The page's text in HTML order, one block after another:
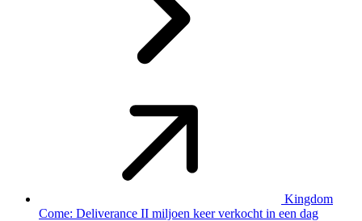
Kingdom
Come: Deliverance II miljoen keer verkocht in een dag